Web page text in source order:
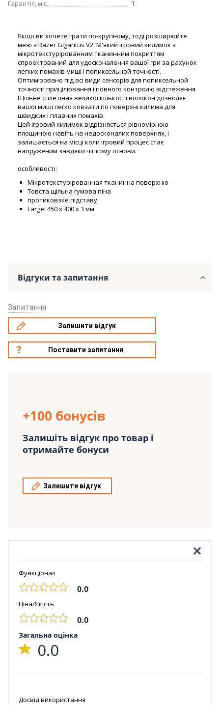
Гарантія, міс. 1
Якщо ви хочете грати по-крупному, тоді розширюйте
межі з Razer Gigantus V2. М'який ігровий килимок з
мікротекстурірованним тканинним покриттям
спроектований для удосконалення вашої гри за рахунок
легких помахів миші і попиксельной точності.
Оптимізовано під всі види сенсорів для попиксельной
точності прицілювання і повного контролю відстеження.
Щільне сплетіння великої кількості волокон дозволяє
вашої миші легко ковзати по поверхні килима для
швидких і плавних помахів.
Цей ігровий килимок відрізняється рівномірною
площиною навіть на недосконалих поверхнях, і
залишається на місці коли ігровий процес стає
напруженим завдяки чіпкому основи.
особливості:
Мікротекстурірованная тканинна поверхню
Товста щільна гумова піна
протиковзке підставу
Large: 450 x 400 x 3 мм
Відгуки та запитання
Запитання
Залишити відгук
Поставити запитання
+100 бонусів
Залишіть відгук про товар і
отримайте бонуси
Залишити відгук
Функціонал
0.0
Ціна/Якість
0.0
Загальна оцінка
0.0
Досвід використання